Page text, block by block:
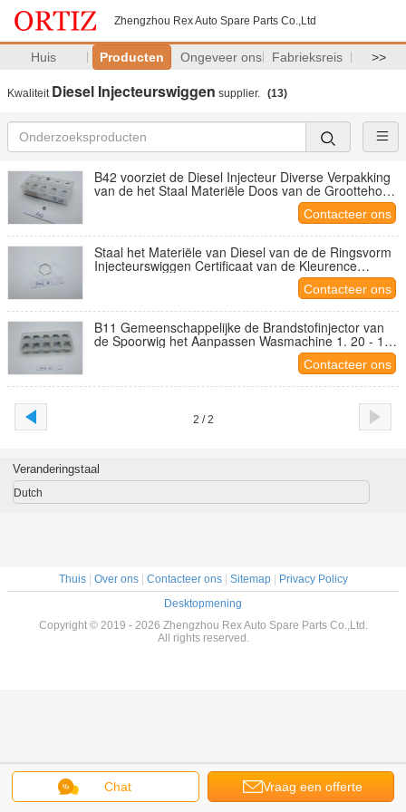
Zhengzhou Rex Auto Spare Parts Co.,Ltd
Huis Producten Ongeveer ons Fabrieksreis >>
Kwaliteit Diesel Injecteurswiggen supplier. (13)
B42 voorziet de Diesel Injecteur Diverse Verpakking
van de het Staal Materiële Doos van de Groottehoge
Contacteer ons
Staal het Materiële van Diesel van de de Ringsvorm
Injecteurswiggen Certificaat van de Kleurence
Contacteer ons
B11 Gemeenschappelijke de Brandstofinjector van
de Spoorwig het Aanpassen Wasmachine 1. 20 - 1.
Contacteer ons
2 / 2
Chat Vraag een offerte
Veranderingstaal
Dutch
Thuis| Over ons| Contacteer ons| Sitemap|
Privacy Policy
Desktopmening
Copyright © 2019 - 2026 Zhengzhou Rex Auto Spare Parts Co.,Ltd.
All rights reserved.